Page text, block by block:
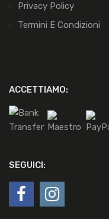
Privacy Policy
Termini E Condizioni
ACCETTIAMO:
SEGUICI: